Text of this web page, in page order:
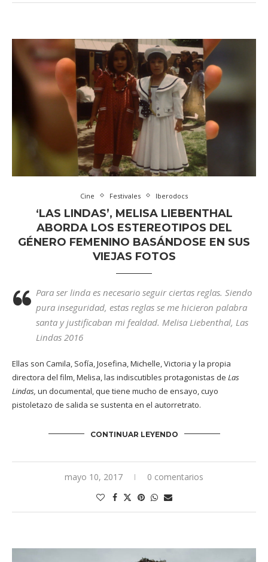
Cine Festivales Iberodocs
‘LAS LINDAS’, MELISA LIEBENTHAL
ABORDA LOS ESTEREOTIPOS DEL
GÉNERO FEMENINO BASÁNDOSE EN SUS
VIEJAS FOTOS
Para ser linda es necesario seguir ciertas reglas. Siendo
pura inseguridad, estas reglas se me hicieron palabra
santa y justificaban mi fealdad. Melisa Liebenthal, Las
Lindas 2016
Ellas son Camila, Sofía, Josefina, Michelle, Victoria y la propia
directora del film, Melisa, las indiscutibles protagonistas de Las
Lindas, un documental, que tiene mucho de ensayo, cuyo
pistoletazo de salida se sustenta en el autorretrato.
CONTINUAR LEYENDO
mayo 10, 2017 0 comentarios